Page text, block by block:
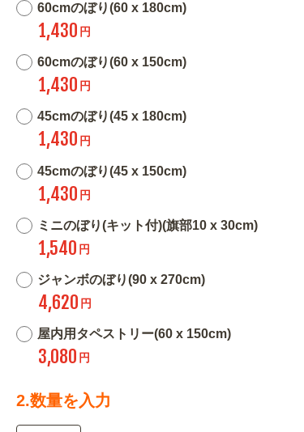
60cmのぼり(60 x 180cm)
1,430 円
60cmのぼり(60 x 150cm)
1,430 円
45cmのぼり(45 x 180cm)
1,430 円
45cmのぼり(45 x 150cm)
1,430 円
ミニのぼり(キット付)(旗部10 x 30cm)
1,540 円
ジャンボのぼり(90 x 270cm)
4,620 円
屋内用タペストリー(60 x 150cm)
3,080 円
2.数量を入力